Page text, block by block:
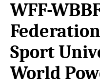
WFF-
Sport
World